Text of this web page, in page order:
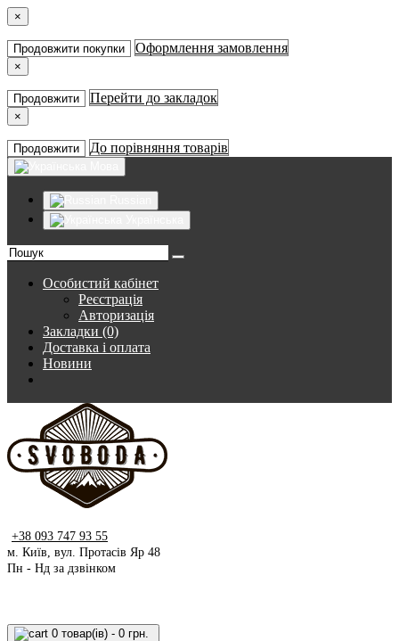
×
Продовжити покупки Оформлення замовлення
×
Продовжити Перейти до закладок
×
Продовжити До порівняння товарів
Особистий кабінет
Реєстрація
Авторизація
Закладки (0)
Доставка і оплата
Новини
+38 093 747 93 55
м. Київ, вул. Протасів Яр 48
Пн - Нд за дзвінком
0 товар(ів) - 0 грн.